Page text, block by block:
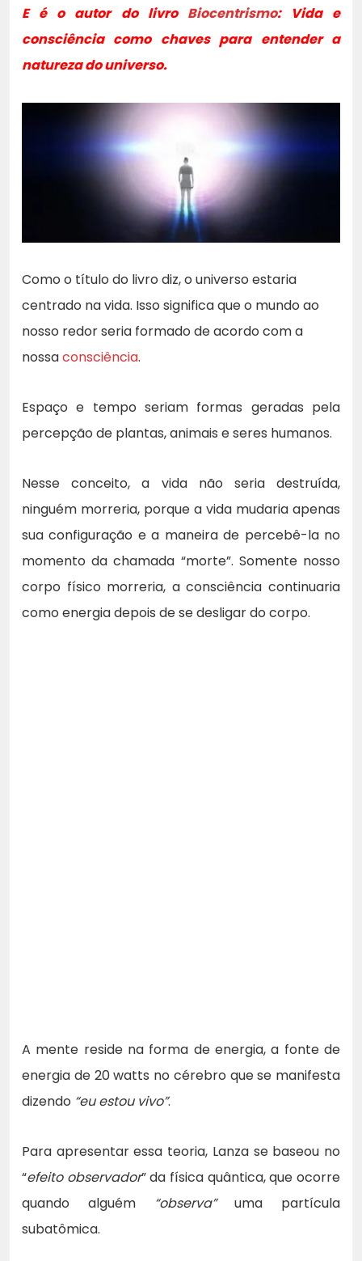
E é o autor do livro Biocentrismo: Vida e
consciência como chaves para entender a
natureza do universo.
Como o título do livro diz, o universo estaria
centrado na vida. Isso significa que o mundo ao
nosso redor seria formado de acordo com a
nossaconsciência.
Espaço e tempo seriam formas geradas pela
percepção de plantas, animais e seres humanos.
Nesse conceito, a vida não seria destruída,
ninguém morreria, porque a vida mudaria apenas
sua configuração e a maneira de percebê-la no
momento da chamada “morte”. Somente nosso
corpo físico morreria, a consciência continuaria
como energia depois de se desligar do corpo.
A mente reside na forma de energia, a fonte de
energia de 20 watts no cérebro que se manifesta
dizendo “eu estou vivo”.
Para apresentar essa teoria, Lanza se baseou no
“efeito observador” da física quântica, que ocorre
quando alguém
“observa”uma partícula
subatômica.